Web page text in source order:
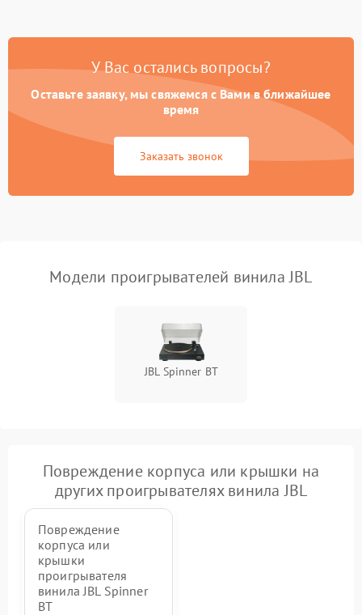
У Вас остались вопросы?
Оставьте заявку, мы свяжемся с Вами в ближайшее
время
Заказать звонок
Модели проигрывателей винила JBL
JBL Spinner BT
Повреждение корпуса или крышки на
других проигрывателях винила JBL
Повреждение
корпуса или
крышки
проигрывателя
винила JBL Spinner
BT